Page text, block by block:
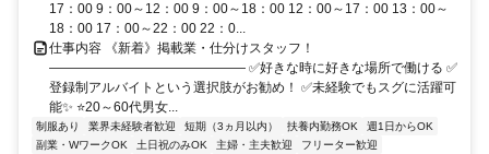
17：00 9：00～12：00 9：00～18：00 12：00～17：00 13：00～
18：00 17：00～22：00 22：0...
仕事内容 《新着》掲載業・仕分けスタッフ！
――――――――――――――― ✅好きな時に好きな場所で働ける ✅
登録制アルバイトという選択肢がお勧め！ ✅未経験でもスグに活躍可
能✨ ⭐20～60代男女...
制服あり 業界未経験者歓迎 短期（3ヵ月以内） 扶養内勤務OK
週1日からOK
副業・WワークOK
土日祝のみOK 主婦・主夫歓迎
フリーター歓迎